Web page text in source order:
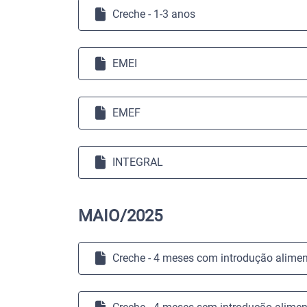
Creche - 1-3 anos
EMEI
EMEF
INTEGRAL
MAIO/2025
Creche - 4 meses com introdução